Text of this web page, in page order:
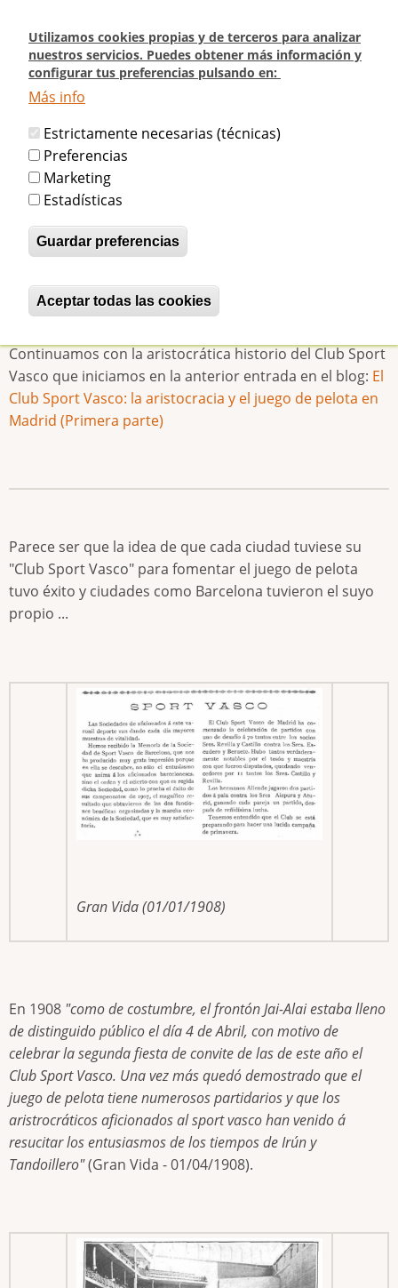
Utilizamos cookies propias y de terceros para analizar
nuestros servicios. Puedes obtener más información y
configurar tus preferencias pulsando en:
Más info
Estrictamente necesarias (técnicas)
Preferencias
Marketing
Estadísticas
Guardar preferencias
Aceptar todas las cookies
Revocar consentimiento
contenido
principal
Inicio
(Segunda parte)
El Club Sport Vasco: la aristocracia y
el juego de pelota en Madrid
(Segunda parte)
betijaimadrid
Sáb, 04/09/2021 - 00:08
Continuamos con la aristocrática historio del Club Sport
Vasco que iniciamos en la anterior entrada en el blog: El
Club Sport Vasco: la aristocracia y el juego de pelota en
Madrid (Primera parte)
Parece ser que la idea de que cada ciudad tuviese su
"Club Sport Vasco" para fomentar el juego de pelota
tuvo éxito y ciudades como Barcelona tuvieron el suyo
propio ...
Gran Vida (01/01/1908)
En 1908 "como de costumbre, el frontón Jai-Alai estaba lleno
de distinguido público el día 4 de Abril, con motivo de
celebrar la segunda fiesta de convite de las de este año el
Club Sport Vasco. Una vez más quedó demostrado que el
juego de pelota tiene numerosos partidarios y que los
aristrocráticos aficionados al sport vasco han venido á
resucitar los entusiasmos de los tiempos de Irún y
Tandoillero"(Gran Vida - 01/04/1908).